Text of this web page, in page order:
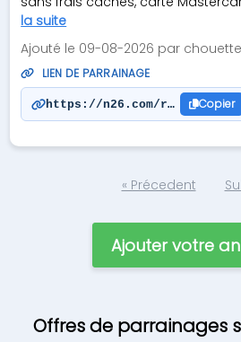
la suite
Ajouté le 09-08-2026 par
LIEN DE PARRAINAGE
https://n26.com/r/ Copier
« Précedent
Ajouter votre
Offres de parrainages